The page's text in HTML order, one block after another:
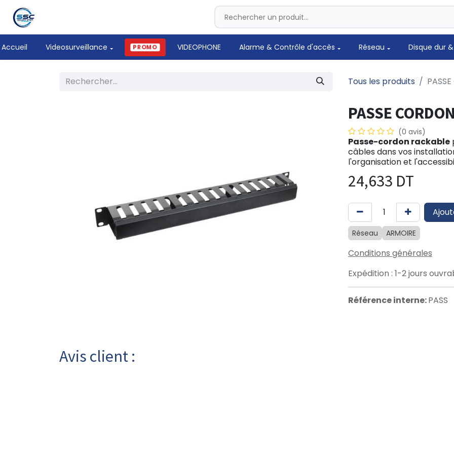
Accueil Videosurveillance PROMO VIDEOPHONE Alarme & Contrôle d'accès Réseau Disque dur
Tous les produits
PASSE
(0 avis)
Passe-cordon rackable
câbles dans vos
l'organisation et
24,633 DT
Réseau ARMOIRE
Conditions générales
Expédition : 1-2 jours
Référence interne:PASS
Avis client :